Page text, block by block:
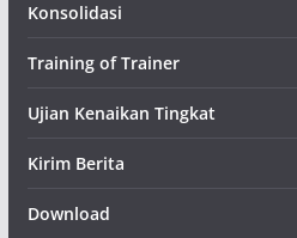
Konsolidasi
Training of Trainer
Ujian Kenaikan Tingkat
Kirim Berita
Download